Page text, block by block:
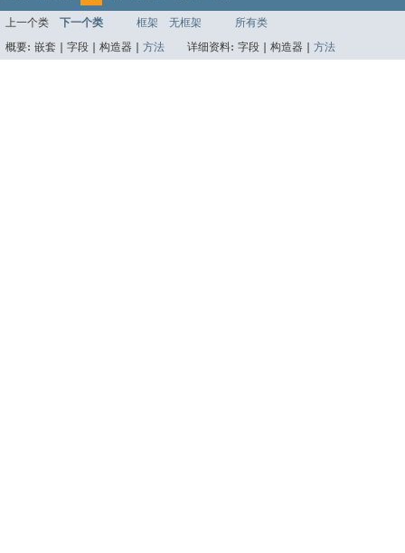
上一个类 下一个类 框架 无框架
所有类
概要: 嵌套 | 字段 | 构造器 | 方法 详细资料: 字段 | 构造器 | 方法